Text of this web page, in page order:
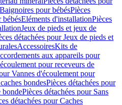
Baignoires pour bébésPièces
bébésEléments d'installationPièces
Jeux de pieds et jeux de
détachées pour Jeux de pieds et
AccessoiresKits de
aux appareils pour
pour receveurs de
Vannes d'écoulement pour
bondesPièces détachées pour
bondePièces détachées pour Sans
détachées pour Caches